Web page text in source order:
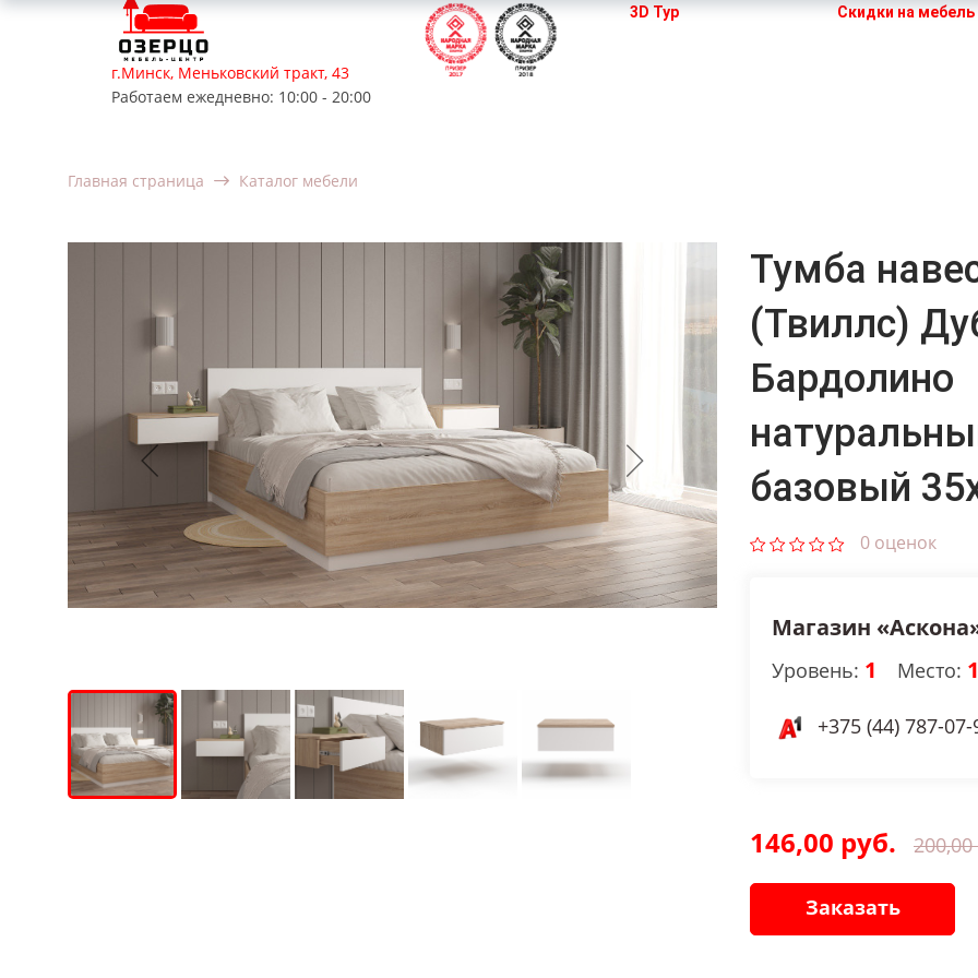
г.Минск, Меньковский тракт, 43
Работаем ежедневно: 10:00 - 20:00
3D Тур Скидки на мебель
Главная страница Каталог мебели
Тумба
(Твиллс)
Бардолино
базовый
0 оценок
Магазин
Уровень: 1 Место:
+375 (44) 787-07-
146,00 руб.
Заказать